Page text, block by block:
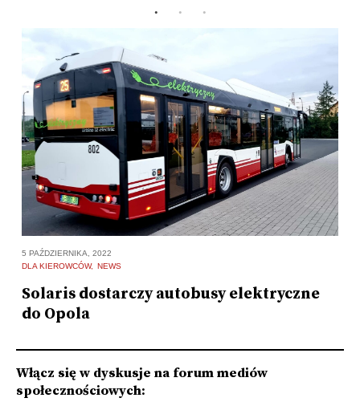
5 PAŹDZIERNIKA, 2022
DLA KIEROWCÓW
NEWS
Solaris dostarczy autobusy elektryczne
do Opola
Włącz się w dyskusje na forum mediów
społecznościowych: